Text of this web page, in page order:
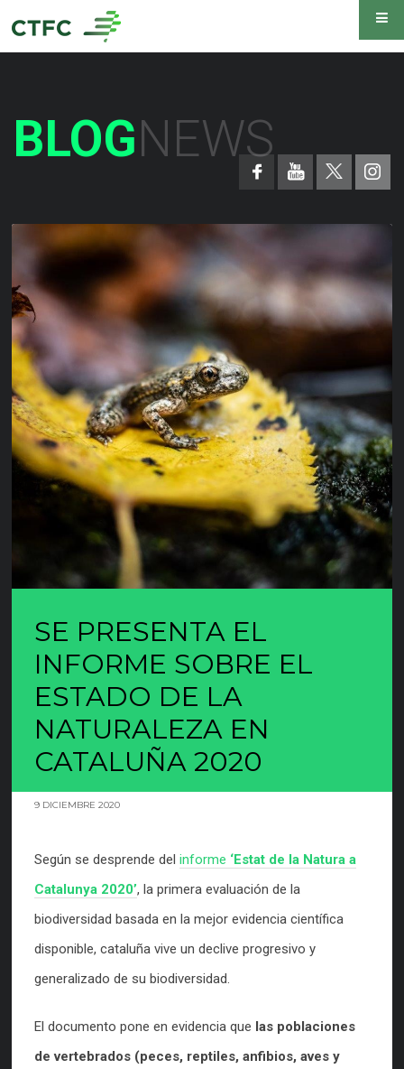
BLOGNEWS
SE PRESENTA EL
INFORME SOBRE EL
ESTADO DE LA
NATURALEZA EN
CATALUÑA 2020
9 DICIEMBRE 2020
Según se desprende del informe ‘Estat de la Natura a
Catalunya 2020’, la primera evaluación de la
biodiversidad basada en la mejor evidencia científica
disponible, cataluña vive un declive progresivo y
generalizado de su biodiversidad.
El documento pone en evidencia que las poblaciones
de vertebrados (peces, reptiles, anfibios, aves y